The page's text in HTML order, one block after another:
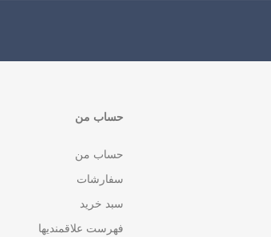
حساب من
حساب من
سفارشات
سبد خرید
فهرست علاقمندیها